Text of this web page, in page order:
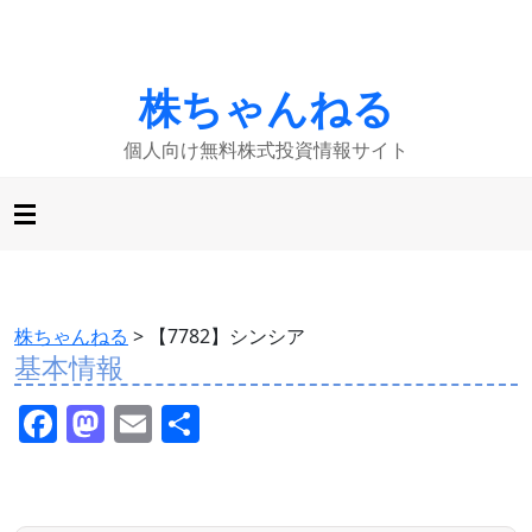
株ちゃんねる
個人向け無料株式投資情報サイト
株ちゃんねる > 【7782】シンシア
基本情報
F M E